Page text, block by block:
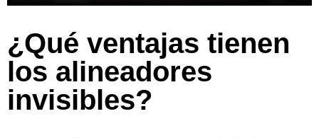
¿Qué ventajas tienen
los alineadores
invisibles?